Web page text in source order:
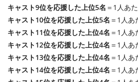
キャスト9位を応援した上位5名 ＝1人あ
キャスト10位を応援した上位5名 ＝1人あ
キャスト11位を応援した上位4名 ＝1人あ
キャスト12位を応援した上位4名 ＝1人あ
キャスト13位を応援した上位4名 ＝1人あ
キャスト14位を応援した上位4名 ＝1人あ